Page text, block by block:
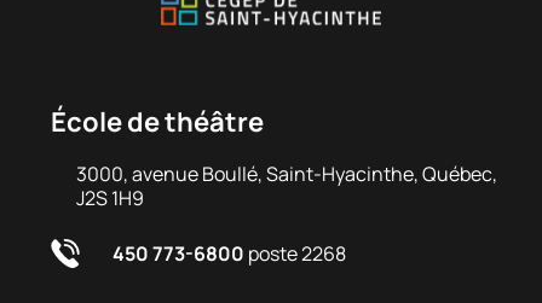
École de théâtre
3000, avenue Boullé, Saint-Hyacinthe, Québec,
J2S 1H9
450 773-6800 poste 2268